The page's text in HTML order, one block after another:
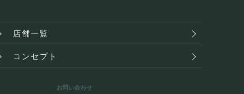
店舗一覧
コンセプト
お問い合わせ